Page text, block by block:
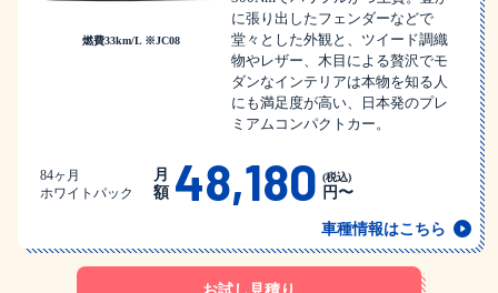
燃費33km/L ※JC08
に張り出したフェンダーなどで
堂々とした外観と、ツイード調織
物やレザー、木目による贅沢でモ
ダンなインテリアは本物を知る人
にも満足度が高い、日本発のプレ
ミアムコンパクトカー。
84ヶ月
ホワイトパック
月
額 48,180 (税込)
円〜
車種情報はこちら
お試し見積り